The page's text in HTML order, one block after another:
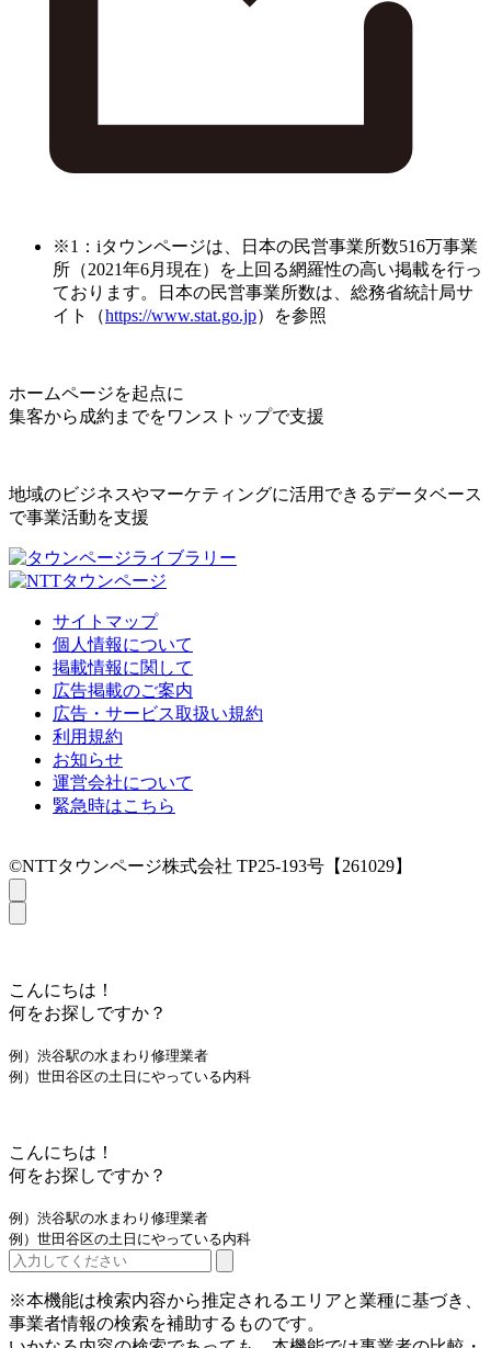
※1：iタウンページは、日本の民営事業所数516万事業
所（2021年6月現在）を上回る網羅性の高い掲載を行っ
ております。日本の民営事業所数は、総務省統計局サ
イト（https://www.stat.go.jp）を参照
ホームページを起点に
集客から成約までをワンストップで支援
地域のビジネスやマーケティングに活用できるデータベース
で事業活動を支援
サイトマップ
個人情報について
掲載情報に関して
広告掲載のご案内
広告・サービス取扱い規約
利用規約
お知らせ
運営会社について
緊急時はこちら
©NTTタウンページ株式会社 TP25-193号【261029】
こんにちは！
何をお探しですか？
例）渋谷駅の水まわり修理業者
例）世田谷区の土日にやっている内科
こんにちは！
何をお探しですか？
例）渋谷駅の水まわり修理業者
例）世田谷区の土日にやっている内科
※本機能は検索内容から推定されるエリアと業種に基づき、
事業者情報の検索を補助するものです。